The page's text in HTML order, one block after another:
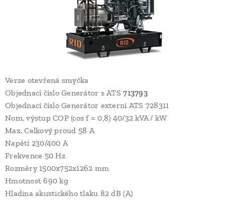
Verze otevřená smyčka
Objednací číslo Generátor s ATS713793
Objednací číslo Generátor externí ATS 728311
Nom. výstup COP (cos f = 0,8) 40/32 kVA / kW
Max. Celkový proud 58 A
Napětí 230/400 A
Frekvence 50 Hz
Rozměry 1500x752x1262 mm
Hmotnost 690 kg
Hladina akustického tlaku 82 dB (A)